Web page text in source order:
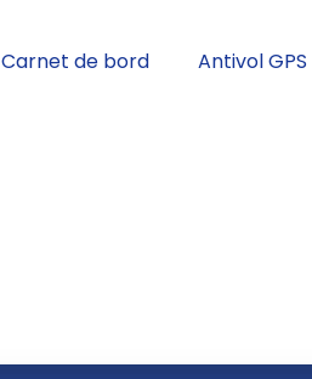
Carnet de bord Antivol GPS